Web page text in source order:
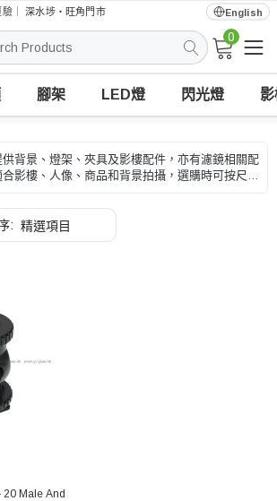
驗｜深水埗・旺角門市 English
0
腳架 LED燈 閃光燈
供背景、燈架、夾具及影樓配件，亦有濾鏡相關配
影樓、人像、商品和背景拍攝，選購時可按尺
20 Male And